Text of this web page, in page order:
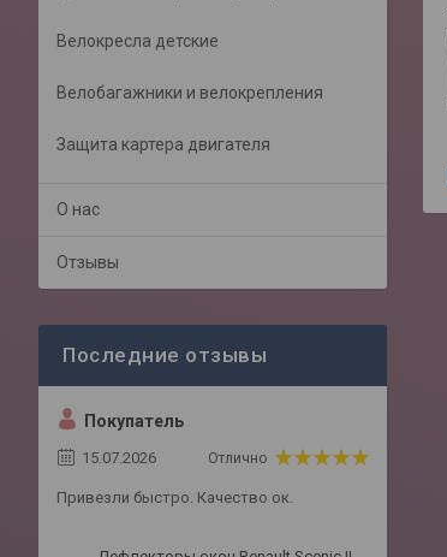
Велокресла детские
Велобагажники и велокрепления
Защита картера двигателя
О нас
Отзывы
Покупатель
15.07.2026 Отлично
Привезли быстро. Качество ок.